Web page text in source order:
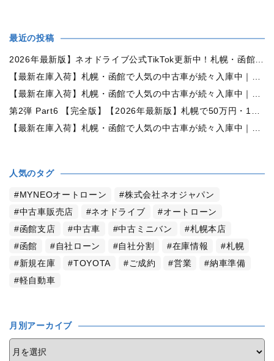
最近の投稿
2026年最新版】ネオドライブ公式TikTok更新中！札幌・函館の中古車情報を動画で発信
【最新在庫入荷】札幌・函館で人気の中古車が続々入庫中｜早い者勝ち！【日産 ルークス660X 4WD】
【最新在庫入荷】札幌・函館で人気の中古車が続々入庫中｜早い者勝ち！【ダイハツ ムーヴコンテ660L 4WD】
第2弾 Part6 【完全版】【2026年最新版】札幌で50万円・100万円・150万円ならどんな中古車が買える？予算別中古車選び完全ガイド
【最新在庫入荷】札幌・函館で人気の中古車が続々入庫中｜早い者勝ち！【トヨタ ヴォクシー2.0ZS煌Ⅱ 4WD】
人気のタグ
MYNEOオートローン
株式会社ネオジャパン
中古車販売店
ネオドライブ
オートローン
函館支店
中古車 中古ミニバン
札幌本店
函館
自社ローン 自社分割 在庫情報
札幌
新規在庫
TOYOTA ご成約 営業
納車準備
軽自動車
月別アーカイブ